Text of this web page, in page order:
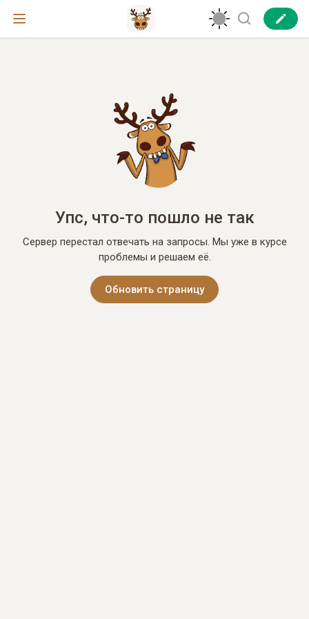
Упс, что-то пошло не так
Сервер перестал отвечать на запросы. Мы уже в курсе
проблемы и решаем её.
Обновить страницу